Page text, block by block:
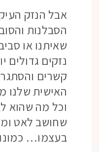
אבל הנזק
הסבלנות
שאיתנו או
נזקים גדולים
קשרים
האישית שלנו
וכל מה שהוא
שחושב לאט
בעצמו…